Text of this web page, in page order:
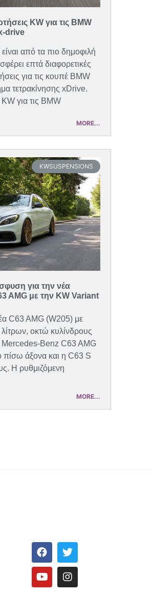
KW για τις BMW
drive
από τα πιο δημοφιλή
επτά διαφορετικές
για τις κουπέ BMW
τετρακίνησης xDrive.
για τις BMW
MORE...
KWSUSPENSIONS
για την νέα
AMG με την KW Variant
C63 AMG (W205) με
οκτώ κυλίνδρους
Benz C63 AMG
πίσω άξονα και η C63 S
Η ρυθμιζόμενη
MORE...